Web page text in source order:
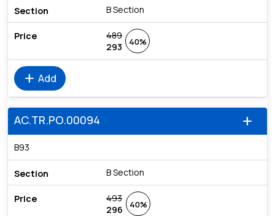
B Section
489
293
40%
add Add
add
AC.TR.PO.00094
B93
B Section
493
296
40%